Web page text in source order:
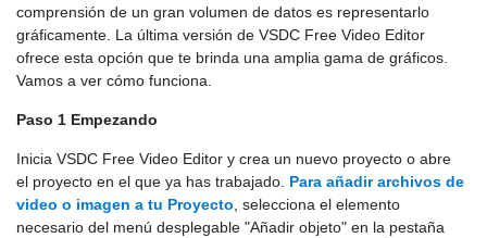
comprensión de un gran volumen de datos es representarlo
gráficamente. La última versión de VSDC Free Video Editor
ofrece esta opción que te brinda una amplia gama de gráficos.
Vamos a ver cómo funciona.
Paso 1 Empezando
Inicia VSDC Free Video Editor y crea un nuevo proyecto o abre
el proyecto en el que ya has trabajado. Para añadir archivos de
video o imagen a tu Proyecto , selecciona el elemento
necesario del menú desplegable "Añadir objeto" en la pestaña